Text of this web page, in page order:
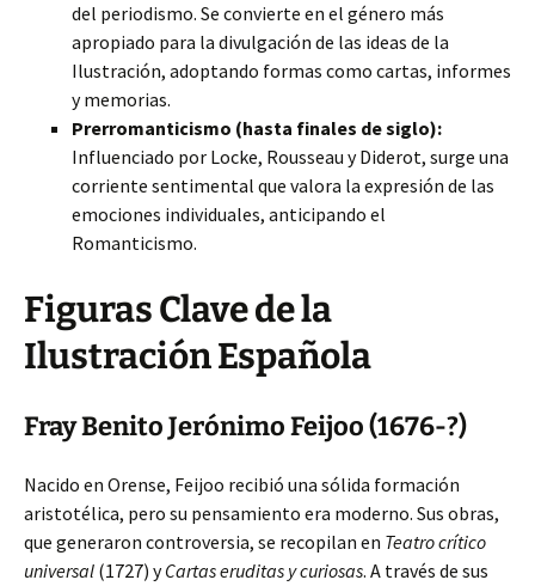
del periodismo. Se convierte en el género más
apropiado para la divulgación de las ideas de la
Ilustración, adoptando formas como cartas, informes
y memorias.
Prerromanticismo (hasta finales de siglo):
Influenciado por Locke, Rousseau y Diderot, surge una
corriente sentimental que valora la expresión de las
emociones individuales, anticipando el
Romanticismo.
Figuras Clave de la
Ilustración Española
Fray Benito Jerónimo Feijoo (1676-?)
Nacido en Orense, Feijoo recibió una sólida formación
aristotélica, pero su pensamiento era moderno. Sus obras,
que generaron controversia, se recopilan en Teatro crítico
universal (1727) yCartas eruditas y curiosas. A través de sus